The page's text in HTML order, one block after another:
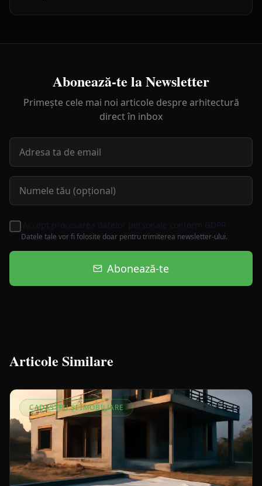
Abonează-te la Newsletter
Primește cele mai noi articole despre arhitectură
direct în inbox
Accept procesarea datelor personale conform GDPR
Datele tale vor fi folosite doar pentru trimiterea newsletter-ului.
Abonează-te
Articole Similare
CADASTRU ȘI IMOBILIARE